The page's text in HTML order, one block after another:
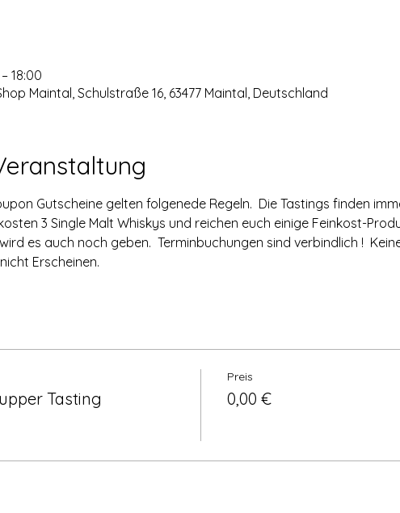
18:00
Maintal, Schulstraße 16, 63477 Maintal, Deutschland
Gutscheine gelten folgenede Regeln.  Die Tastings finden
3 Single Malt Whiskys und reichen euch einige Feinkost-
es auch noch geben.  Terminbuchungen sind verbindlich !
Erscheinen.
Tasting
Preis
0,00 €